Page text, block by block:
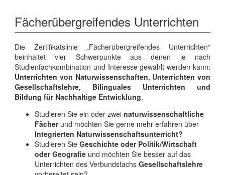
Fächerübergreifendes Unterrichten
Die Zertifikatslinie „Fächerübergreifendes Unterrichten“
beinhaltet vier Schwerpunkte aus denen je nach
Studienfachkombination und Interesse gewählt werden kann:
Unterrichten von Naturwissenschaften, Unterrichten von
Gesellschaftslehre, Bilinguales Unterrichten und
Bildung für Nachhaltige Entwicklung.
Studieren Sie ein oder zwei naturwissenschaftliche
Fächerund möchten Sie gerne mehr erfahren über
Integrierten Naturwissenschaftsunterricht?
Studieren Sie Geschichte oder Politik/Wirtschaft
oder Geografie und möchten Sie besser auf das
Unterrichten des Verbundsfachs Gesellschaftslehre